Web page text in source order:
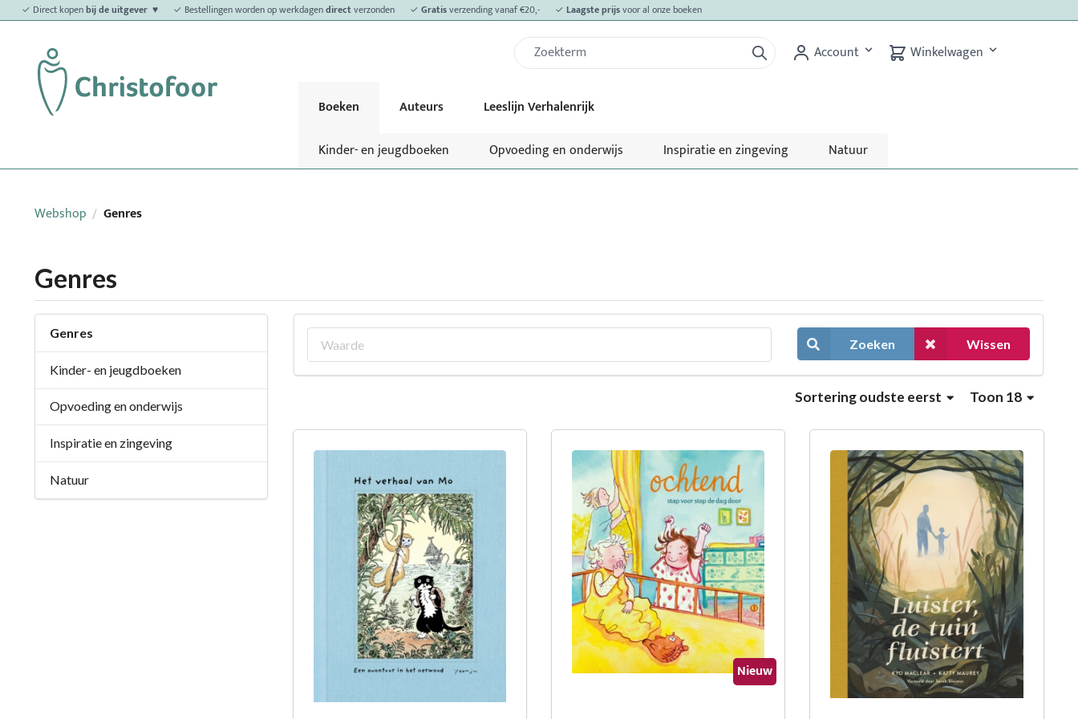
✓ Direct kopenbij de uitgever ♥ ✓ Bestellingen worden op werkdagendirectverzonden ✓ Gratisverzending vanaf €20,- ✓ Laagste prijsvoor al onze boeken
Account Winkelwagen
Boeken Auteurs
Leeslijn Verhalenrijk
Kinder- en jeugdboeken
Opvoeding en onderwijs Inspiratie en zingeving Natuur
Webshop / Genres
Genres
Genres
Kinder- en jeugdboeken
Opvoeding en onderwijs
Inspiratie en zingeving
Natuur
Zoeken Wissen
Toon 18
Sorteringoudste eerst
Nieuw